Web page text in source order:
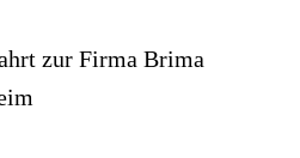
zur Firma Brima